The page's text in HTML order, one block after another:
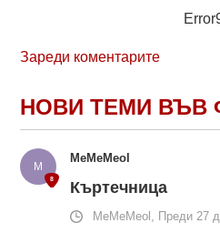
Зареди коментарите
НОВИ ТЕМИ ВЪВ
MeMeMeol
Къртечница
MeMeMeol, Преди 27